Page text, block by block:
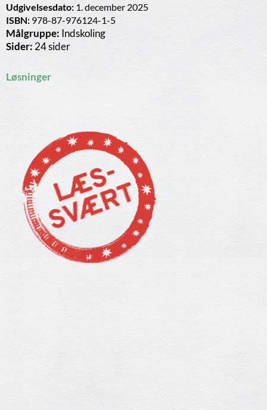
Udgivelsesdato: 1. december 2025
ISBN: 978-87-976124-1-5
Målgruppe: Indskoling
Sider:24 sider
Løsninger